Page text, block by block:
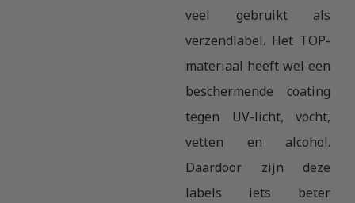
veel gebruikt als
verzendlabel. Het TOP-
materiaal heeft wel een
beschermende coating
tegen UV-licht, vocht,
vetten en alcohol.
Daardoor zijn deze
labels iets beter